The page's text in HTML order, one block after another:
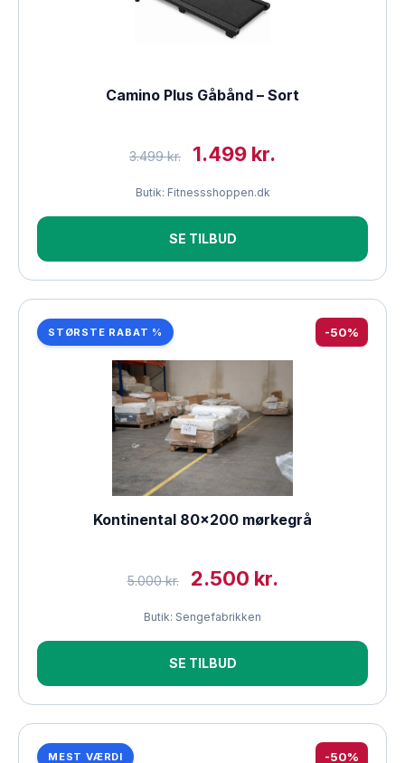
Camino Plus Gåbånd – Sort
3.499 kr. 1.499 kr.
Butik: Fitnessshoppen.dk
SE TILBUD
STØRSTE RABAT % -50%
Kontinental 80×200 mørkegrå
5.000 kr. 2.500 kr.
Butik: Sengefabrikken
SE TILBUD
MEST VÆRDI -50%